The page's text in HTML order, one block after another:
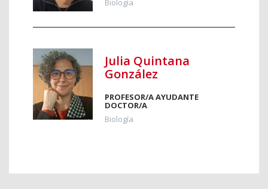
Biología
Julia Quintana
González
PROFESOR/A AYUDANTE
DOCTOR/A
Biología